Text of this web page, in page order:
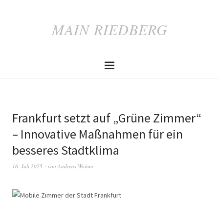
MAIN RIEDBERG
Frankfurt setzt auf „Grüne Zimmer“
– Innovative Maßnahmen für ein
besseres Stadtklima
16. Juli 2025 von Andreas Woitun